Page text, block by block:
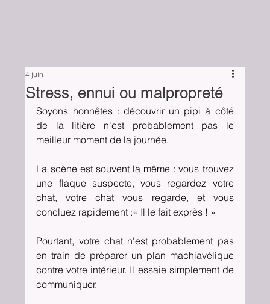
Stress, ennui ou malpropreté
4 juin
Soyons honnêtes : découvrir un pipi à côté
de la litière n'est probablement pas le
meilleur moment de la journée.
La scène est souvent la même : vous trouvez
une flaque suspecte, vous regardez votre
chat, votre chat vous regarde, et vous
concluez rapidement :« Il le fait exprès ! »
Pourtant, votre chat n'est probablement pas
en train de préparer un plan machiavélique
contre votre intérieur. Il essaie simplement de
communiquer.